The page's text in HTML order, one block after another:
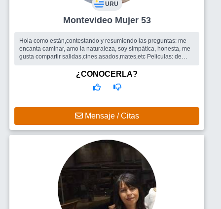
URU
Montevideo Mujer 53
Hola como están,contestando y resumiendo las preguntas: me
encanta caminar, amo la naturaleza, soy simpática, honesta, me
gusta compartir salidas,cines.asados,mates,etc Peliculas: de
¿CONOCERLA?
Mensaje / Citas